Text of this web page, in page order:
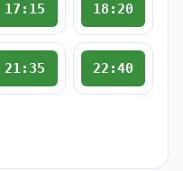
17:15 18:20
21:35 22:40